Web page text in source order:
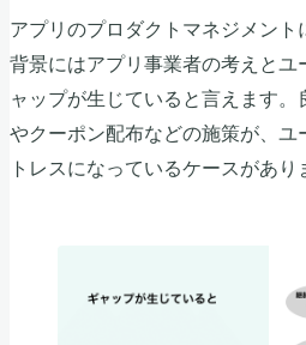
アプリのプロダクトマネジメン
背景にはアプリ事業者の考えと
ャップが生じていると言えます
やクーポン配布などの施策が、
トレスになっているケースがあり